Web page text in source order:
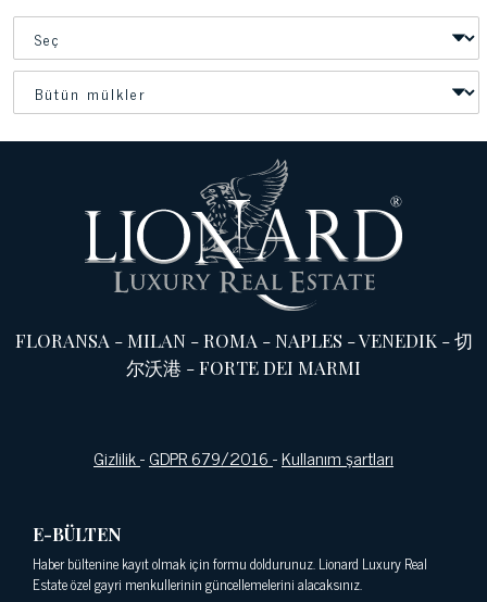
FLORANSA -MILAN-ROMA -NAPLES -VENEDIK-切
尔沃港 -FORTE DEI MARMI
Gizlilik-GDPR 679/2016-Kullanım şartları
E-BÜLTEN
Haber bültenine kayıt olmak için formu doldurunuz. Lionard Luxury Real
Estate özel gayri menkullerinin güncellemelerini alacaksınız.